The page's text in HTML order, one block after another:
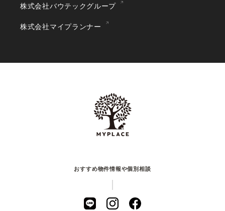
株式会社バウテックグループ
株式会社マイプランナー
おすすめ物件情報や個別相談